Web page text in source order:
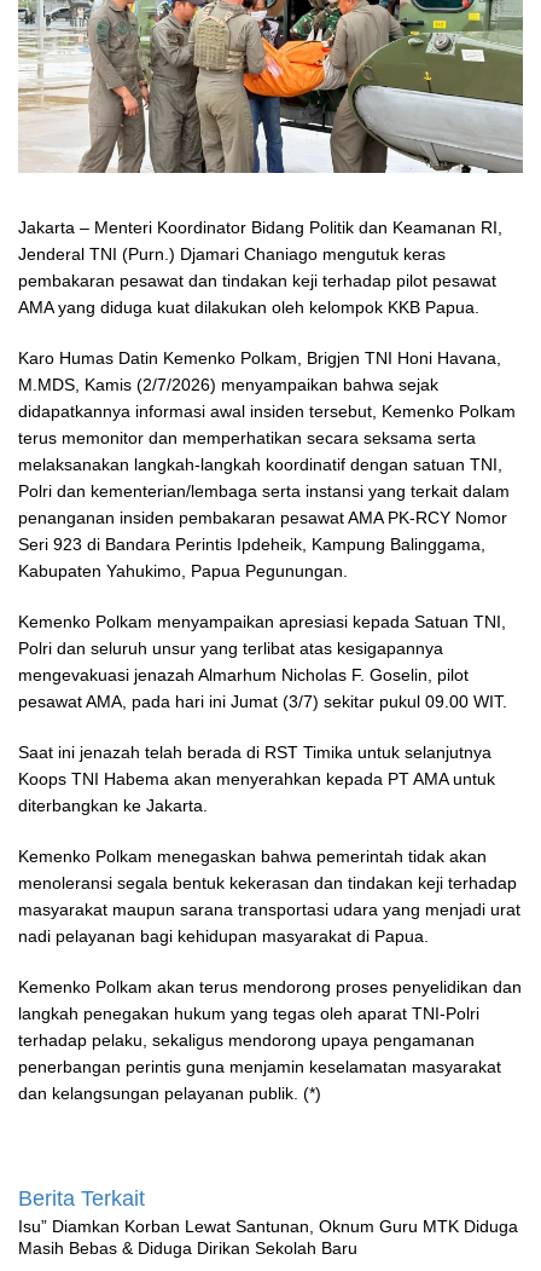
Jakarta – Menteri Koordinator Bidang Politik dan Keamanan RI,
Jenderal TNI (Purn.) Djamari Chaniago mengutuk keras
pembakaran pesawat dan tindakan keji terhadap pilot pesawat
AMA yang diduga kuat dilakukan oleh kelompok KKB Papua.
Karo Humas Datin Kemenko Polkam, Brigjen TNI Honi Havana,
M.MDS, Kamis (2/7/2026) menyampaikan bahwa sejak
didapatkannya informasi awal insiden tersebut, Kemenko Polkam
terus memonitor dan memperhatikan secara seksama serta
melaksanakan langkah-langkah koordinatif dengan satuan TNI,
Polri dan kementerian/lembaga serta instansi yang terkait dalam
penanganan insiden pembakaran pesawat AMA PK-RCY Nomor
Seri 923 di Bandara Perintis Ipdeheik, Kampung Balinggama,
Kabupaten Yahukimo, Papua Pegunungan.
Kemenko Polkam menyampaikan apresiasi kepada Satuan TNI,
Polri dan seluruh unsur yang terlibat atas kesigapannya
mengevakuasi jenazah Almarhum Nicholas F. Goselin, pilot
pesawat AMA, pada hari ini Jumat (3/7) sekitar pukul 09.00 WIT.
Saat ini jenazah telah berada di RST Timika untuk selanjutnya
Koops TNI Habema akan menyerahkan kepada PT AMA untuk
diterbangkan ke Jakarta.
Kemenko Polkam menegaskan bahwa pemerintah tidak akan
menoleransi segala bentuk kekerasan dan tindakan keji terhadap
masyarakat maupun sarana transportasi udara yang menjadi urat
nadi pelayanan bagi kehidupan masyarakat di Papua.
Kemenko Polkam akan terus mendorong proses penyelidikan dan
langkah penegakan hukum yang tegas oleh aparat TNI-Polri
terhadap pelaku, sekaligus mendorong upaya pengamanan
penerbangan perintis guna menjamin keselamatan masyarakat
dan kelangsungan pelayanan publik. (*)
Berita Terkait
‎Isu” Diamkan Korban Lewat Santunan, Oknum Guru MTK Diduga
Masih Bebas & Diduga Dirikan Sekolah Baru